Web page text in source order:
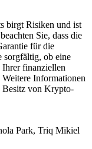
birgt Risiken und ist
Sie, dass die
für die
sorgfältig, ob eine
finanziellen
Informationen
Besitz von Krypto-
Park, Triq Mikiel